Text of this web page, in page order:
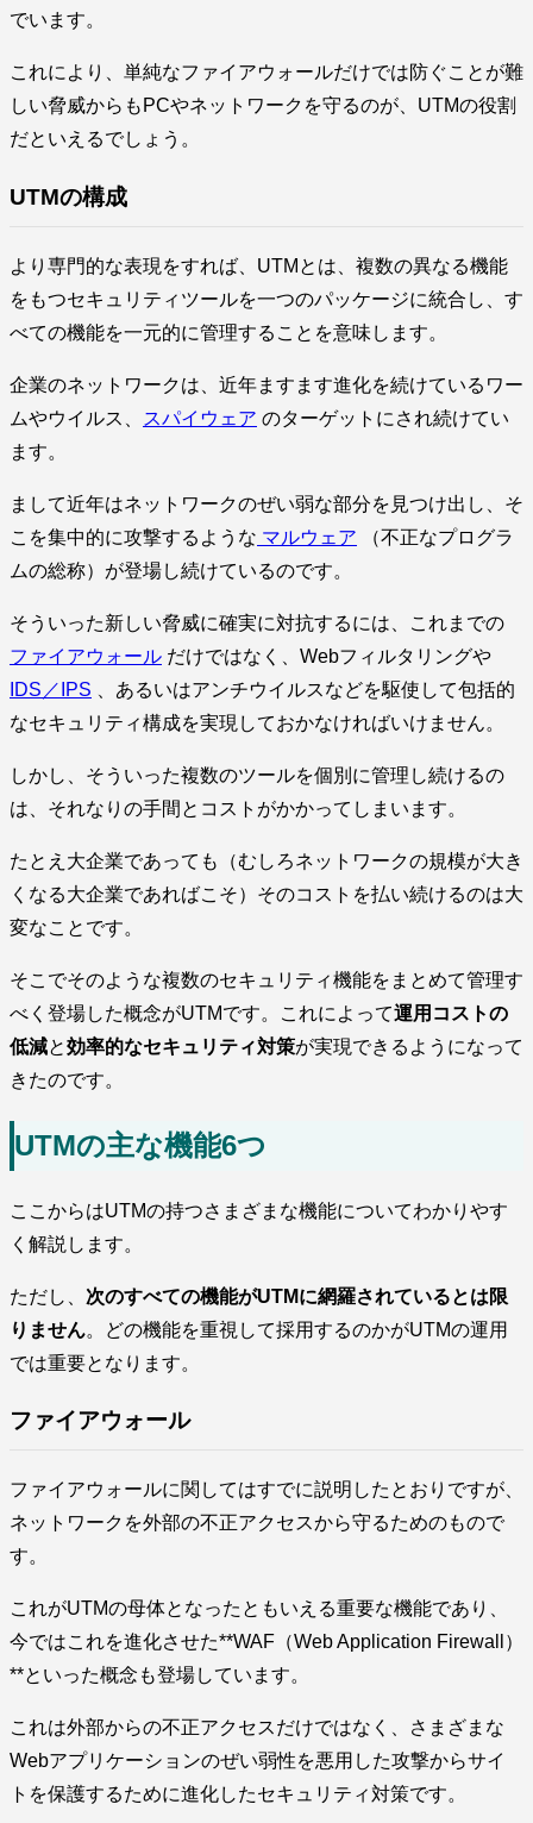
でいます。
これにより、単純なファイアウォールだけでは防ぐことが難
しい脅威からもPCやネットワークを守るのが、UTMの役割
だといえるでしょう。
UTMの構成
より専門的な表現をすれば、UTMとは、複数の異なる機能
をもつセキュリティツールを一つのパッケージに統合し、す
べての機能を一元的に管理することを意味します。
企業のネットワークは、近年ますます進化を続けているワー
ムやウイルス、
スパイウェア のターゲットにされ続けてい
ます。
まして近年はネットワークのぜい弱な部分を見つけ出し、そ
こを集中的に攻撃するような マルウェア （不正なプログラ
ムの総称）が登場し続けているのです。
そういった新しい脅威に確実に対抗するには、これまでの
ファイアウォール だけではなく、Webフィルタリングや
IDS／IPS 、あるいはアンチウイルスなどを駆使して包括的
なセキュリティ構成を実現しておかなければいけません。
しかし、そういった複数のツールを個別に管理し続けるの
は、それなりの手間とコストがかかってしまいます。
たとえ大企業であっても（むしろネットワークの規模が大き
くなる大企業であればこそ）そのコストを払い続けるのは大
変なことです。
そこでそのような複数のセキュリティ機能をまとめて管理す
べく登場した概念がUTMです。これによって運用コストの
低減と効率的なセキュリティ対策が実現できるようになって
きたのです。
UTMの主な機能6つ
ここからはUTMの持つさまざまな機能についてわかりやす
く解説します。
ただし、 次のすべての機能がUTMに網羅されているとは限
りません。どの機能を重視して採用するのかがUTMの運用
では重要となります。
ファイアウォール
ファイアウォールに関してはすでに説明したとおりですが、
ネットワークを外部の不正アクセスから守るためのもので
す。
これがUTMの母体となったともいえる重要な機能であり、
今ではこれを進化させた**WAF（Web Application Firewall）
**といった概念も登場しています。
これは外部からの不正アクセスだけではなく、さまざまな
Webアプリケーションのぜい弱性を悪用した攻撃からサイ
トを保護するために進化したセキュリティ対策です。